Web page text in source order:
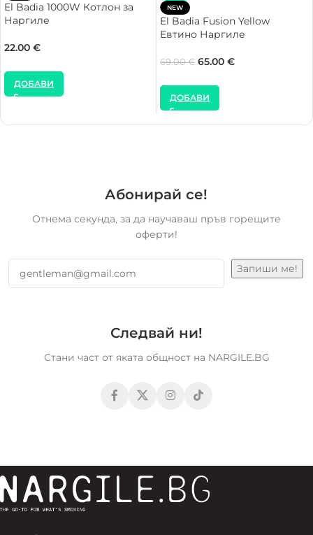
El Badia 1000W Котлон за
Наргиле
22.00 €
ДОБАВИ
NEW
El Badia Fusion Yellow
Евтино Наргиле
69.00€ 65.00 €
ДОБАВИ
Абонирай се!
Отнема секунда, за да научаваш пръв горещите
оферти!
Следвай ни!
Стани част от яката общност на NARGILE.BG